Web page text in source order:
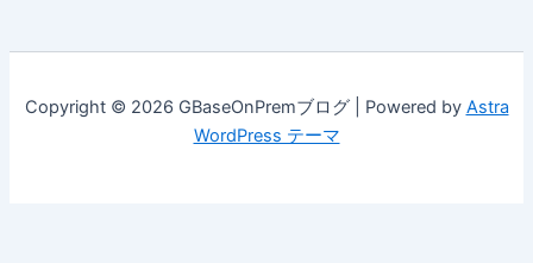
Copyright © 2026 GBaseOnPremブログ | Powered by Astra
WordPress テーマ